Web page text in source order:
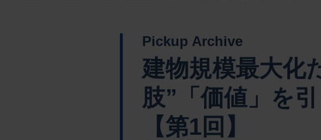
Pickup Archive
建物規模最大化
肢”「価値」を
【第1回】